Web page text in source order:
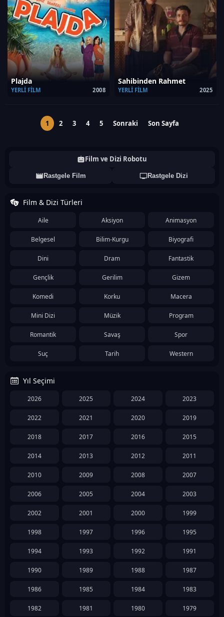
Plajda
2008
YERLI FILM
Sahibinden Rahmet
2025
YERLI FILM
1 2 3 4 5 Sonraki Son Sayfa
Film ve Dizi Robotu
Rastgele Film Rastgele Dizi
Film & Dizi Türleri
Aile Aksiyon Animasyon
Belgesel Bilim-Kurgu Biyografi
Dini Dram Fantastik
Gençlik Gerilim Gizem
Komedi Korku Macera
Mini Dizi Müzik Program
Romantik Savaş Spor
Suç Tarih Western
Yıl Seçimi
2026 2025 2024 2023
2022 2021 2020 2019
2018 2017 2016 2015
2014 2013 2012 2011
2010 2009 2008 2007
2006 2005 2004 2003
2002 2001 2000 1999
1998 1997 1996 1995
1994 1993 1992 1991
1990 1989 1988 1987
1986 1985 1984 1983
1982 1981 1980 1979